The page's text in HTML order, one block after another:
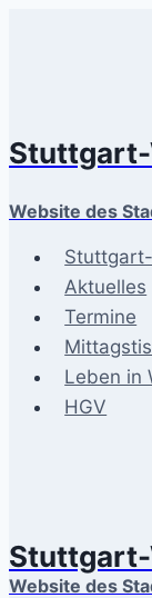
Website des
Aktuelles
Termine
Leben in
HGV
Website des